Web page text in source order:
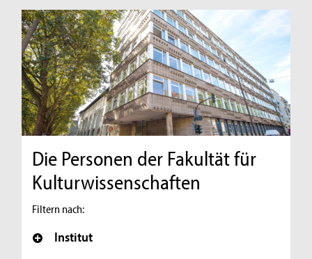
Die Personen der Fakultät für
Kulturwissenschaften
Filtern nach:
Institut